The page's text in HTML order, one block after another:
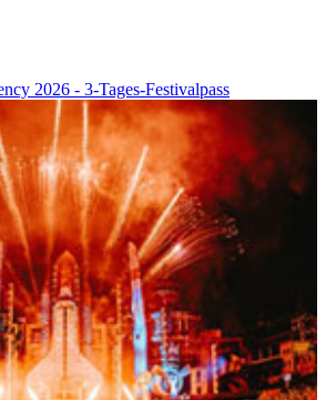
2026 - 3-Tages-Festivalpass